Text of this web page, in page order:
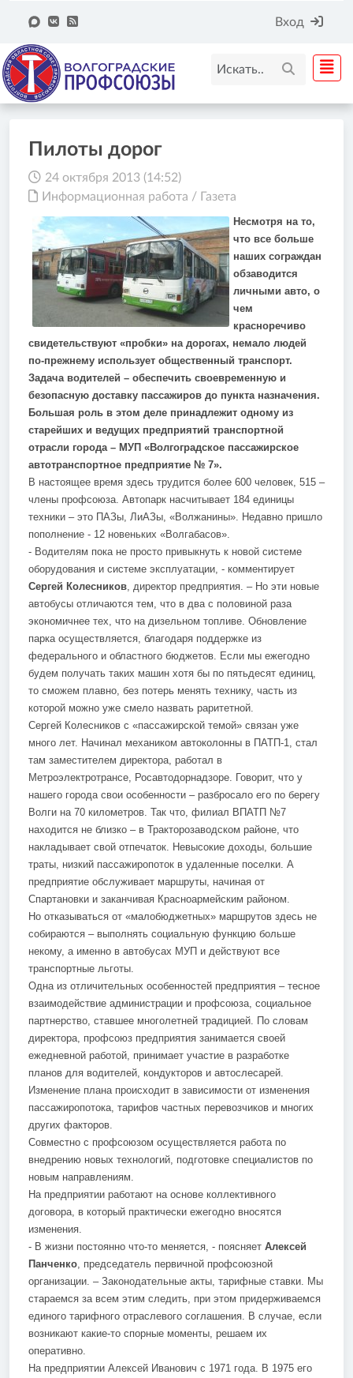
Вход
Пилоты дорог
24 октября 2013 (14:52)
Информационная работа / Газета
Несмотря на то,
что все больше
наших сограждан
обзаводится
личными авто, о
чем
красноречиво
свидетельствуют «пробки» на дорогах, немало людей
по-прежнему использует общественный транспорт.
Задача водителей – обеспечить своевременную и
безопасную доставку пассажиров до пункта назначения.
Большая роль в этом деле принадлежит одному из
старейших и ведущих предприятий транспортной
отрасли города – МУП «Волгоградское пассажирское
автотранспортное предприятие № 7».
В настоящее время здесь трудится более 600 человек, 515 –
члены профсоюза. Автопарк насчитывает 184 единицы
техники – это ПАЗы, ЛиАЗы, «Волжанины». Недавно пришло
пополнение - 12 новеньких «Волгабасов».
- Водителям пока не просто привыкнуть к новой системе
оборудования и системе эксплуатации, - комментирует
Сергей Колесников, директор предприятия. – Но эти новые
автобусы отличаются тем, что в два с половиной раза
экономичнее тех, что на дизельном топливе. Обновление
парка осуществляется, благодаря поддержке из
федерального и областного бюджетов. Если мы ежегодно
будем получать таких машин хотя бы по пятьдесят единиц,
то сможем плавно, без потерь менять технику, часть из
которой можно уже смело назвать раритетной.
Сергей Колесников с «пассажирской темой» связан уже
много лет. Начинал механиком автоколонны в ПАТП-1, стал
там заместителем директора, работал в
Метроэлектротрансе, Росавтодорнадзоре. Говорит, что у
нашего города свои особенности – разбросало его по берегу
Волги на 70 километров. Так что, филиал ВПАТП №7
находится не близко – в Тракторозаводском районе, что
накладывает свой отпечаток. Невысокие доходы, большие
траты, низкий пассажиропоток в удаленные поселки. А
предприятие обслуживает маршруты, начиная от
Спартановки и заканчивая Красноармейским районом.
Но отказываться от «малобюджетных» маршрутов здесь не
собираются – выполнять социальную функцию больше
некому, а именно в автобусах МУП и действуют все
транспортные льготы.
Одна из отличительных особенностей предприятия – тесное
взаимодействие администрации и профсоюза, социальное
партнерство, ставшее многолетней традицией. По словам
директора, профсоюз предприятия занимается своей
ежедневной работой, принимает участие в разработке
планов для водителей, кондукторов и автослесарей.
Изменение плана происходит в зависимости от изменения
пассажиропотока, тарифов частных перевозчиков и многих
других факторов.
Совместно с профсоюзом осуществляется работа по
внедрению новых технологий, подготовке специалистов по
новым направлениям.
На предприятии работают на основе коллективного
договора, в который практически ежегодно вносятся
изменения.
- В жизни постоянно что-то меняется, - поясняет Алексей
Панченко, председатель первичной профсоюзной
организации. – Законодательные акты, тарифные ставки. Мы
стараемся за всем этим следить, при этом придерживаемся
единого тарифного отраслевого соглашения. В случае, если
возникают какие-то спорные моменты, решаем их
оперативно.
На предприятии Алексей Иванович с 1971 года. В 1975 его